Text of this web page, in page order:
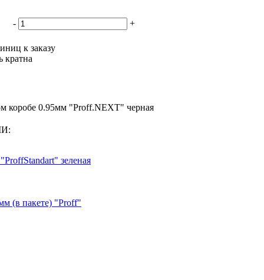
- +
к заказу
кратна
коробе 0.95мм "Proff.NEXT" черная
зеленая
(в пакете) "Proff"